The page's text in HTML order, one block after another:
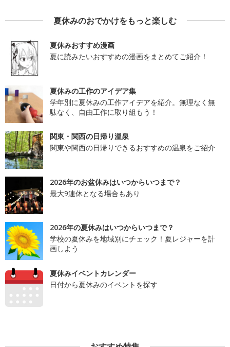
夏休みのおでかけをもっと楽しむ
夏休みおすすめ漫画
夏に読みたいおすすめの漫画をまとめてご紹介！
夏休みの工作のアイデア集
学年別に夏休みの工作アイデアを紹介。無理なく無
駄なく、自由工作に取り組もう！
関東・関西の日帰り温泉
関東や関西の日帰りできるおすすめの温泉をご紹介
2026年のお盆休みはいつからいつまで？
最大9連休となる場合もあり
2026年の夏休みはいつからいつまで？
学校の夏休みを地域別にチェック！夏レジャーを計
画しよう
夏休みイベントカレンダー
日付から夏休みのイベントを探す